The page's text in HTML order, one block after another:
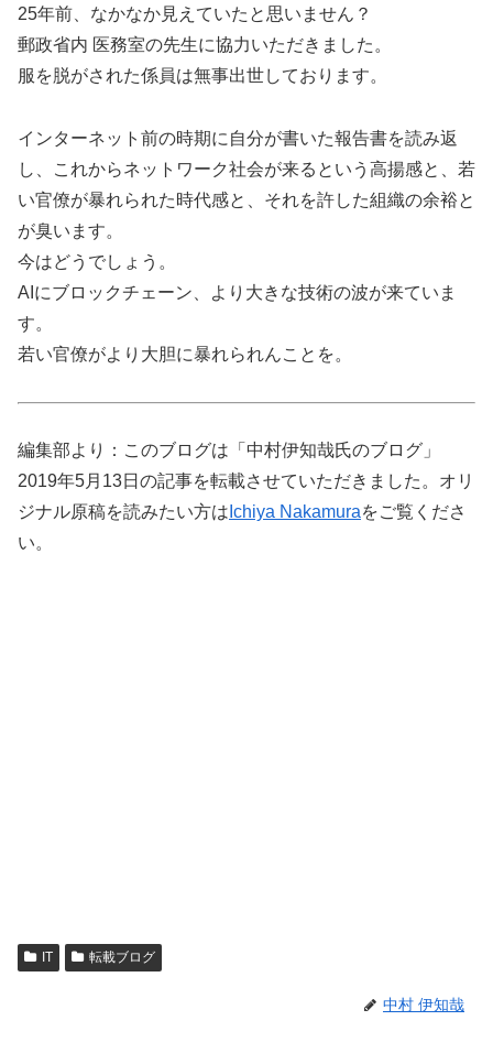
25年前、なかなか見えていたと思いません？
郵政省内 医務室の先生に協力いただきました。
服を脱がされた係員は無事出世しております。
インターネット前の時期に自分が書いた報告書を読み返
し、これからネットワーク社会が来るという高揚感と、若
い官僚が暴れられた時代感と、それを許した組織の余裕と
が臭います。
今はどうでしょう。
AIにブロックチェーン、より大きな技術の波が来ていま
す。
若い官僚がより大胆に暴れられんことを。
編集部より：このブログは「中村伊知哉氏のブログ」
2019年5月13日の記事を転載させていただきました。オリ
ジナル原稿を読みたい方は Ichiya Nakamuraをご覧くださ
い。
IT 転載ブログ
中村 伊知哉